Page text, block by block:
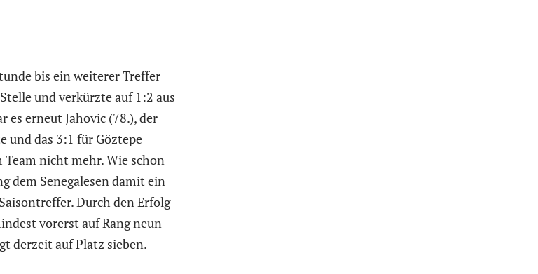
bis ein weiterer Treffer
und verkürzte auf 1:2 aus
es erneut Jahovic (78.), der
und das 3:1 für Göztepe
nicht mehr. Wie schon
dem Senegalesen damit ein
Durch den Erfolg
vorerst auf Rang neun
derzeit auf Platz sieben.